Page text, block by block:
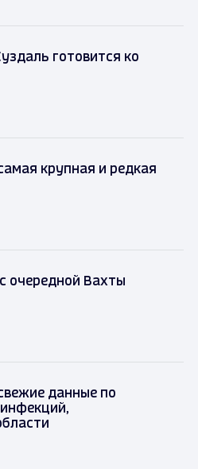
готовится ко
крупная и редкая
очередной Вахты
данные по